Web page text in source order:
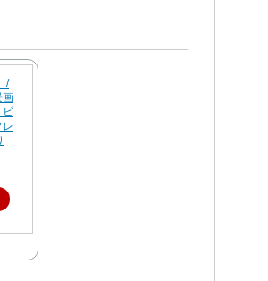
/
画
ビ
レ